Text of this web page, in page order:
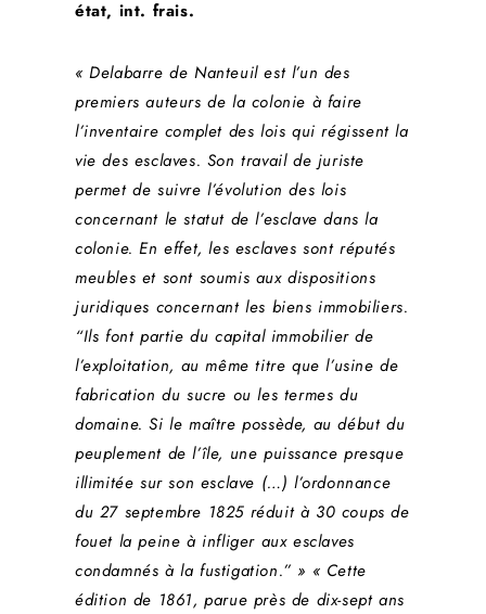
état, int. frais.
« Delabarre de Nanteuil est l’un des
premiers auteurs de la colonie à faire
l’inventaire complet des lois qui régissent la
vie des esclaves. Son travail de juriste
permet de suivre l’évolution des lois
concernant le statut de l’esclave dans la
colonie. En effet, les esclaves sont réputés
meubles et sont soumis aux dispositions
juridiques concernant les biens immobiliers.
“Ils font partie du capital immobilier de
l’exploitation, au même titre que l’usine de
fabrication du sucre ou les termes du
domaine. Si le maître possède, au début du
peuplement de l’île, une puissance presque
illimitée sur son esclave (…) l’ordonnance
du 27 septembre 1825 réduit à 30 coups de
fouet la peine à infliger aux esclaves
condamnés à la fustigation.” » « Cette
édition de 1861, parue près de dix-sept ans